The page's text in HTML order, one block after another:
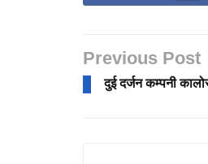
Previous Post
दुई दर्जन कम्पनी